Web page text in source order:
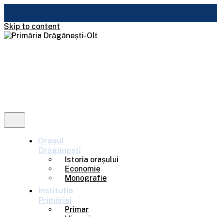
Skip to content
Orașul
Drăgănești
Istoria orașului
Economie
Monografie
Instituția
Primăriei
Primar